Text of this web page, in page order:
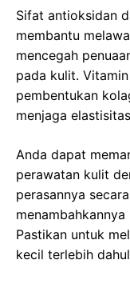
Sifat antioksidan
membantu
mencegah
pada kulit.
pembentukan
menjaga
Anda dapat
perawatan kulit
perasannya
Pastikan untuk
kecil terlebih